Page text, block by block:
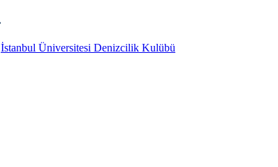
İstanbul Üniversitesi Denizcilik Kulübü